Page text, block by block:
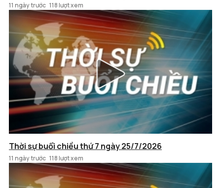
11 ngày trước 118 lượt xem
Thời sự buổi chiều thứ 7 ngày 25/7/2026
11 ngày trước 118 lượt xem